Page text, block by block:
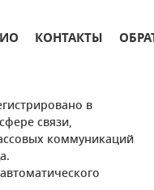
КОНТАКТЫ
в
связи,
коммуникаций